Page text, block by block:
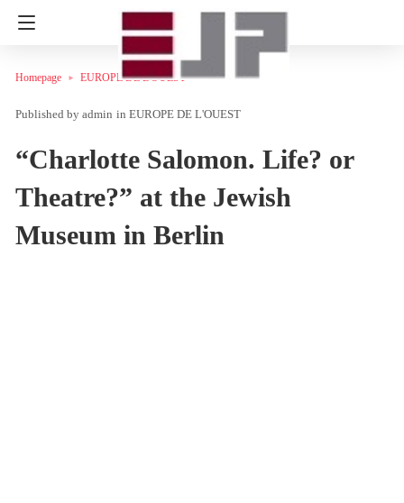
Homepage EUROPE DE L'OUEST
admin in EUROPE DE L'OUEST
“Charlotte Salomon. Life? or
Theatre?” at the Jewish
Museum in Berlin